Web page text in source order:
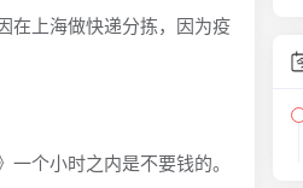
在上海做快递分拣，因为疫
个小时之内是不要钱的。